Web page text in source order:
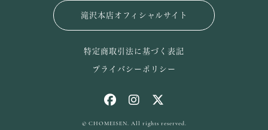
滝沢本店オフィシャルサイト
特定商取引法に基づく表記
プライバシーポリシー
© CHOMEISEN. All rights reserved.